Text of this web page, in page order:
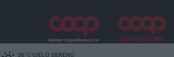
36°CCIELO SERENO